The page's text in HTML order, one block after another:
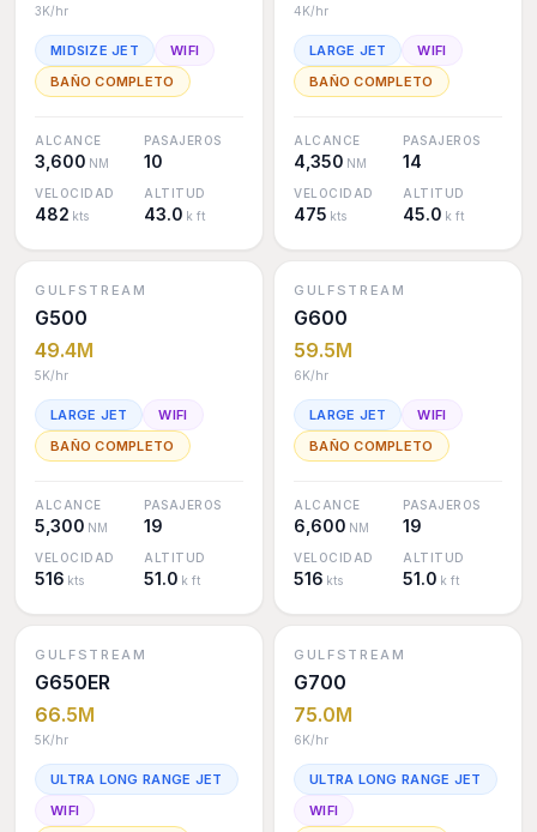
3K/hr
MIDSIZE JET
WIFI
BAÑO COMPLETO
ALCANCE
3,600 NM
PASAJEROS
10
VELOCIDAD
482 kts
ALTITUD
43.0 k ft
4K/hr
LARGE JET
WIFI
BAÑO COMPLETO
ALCANCE
4,350 NM
PASAJEROS
14
VELOCIDAD
475 kts
ALTITUD
45.0 k ft
GULFSTREAM
G500
49.4M
5K/hr
LARGE JET
WIFI
BAÑO COMPLETO
ALCANCE
5,300 NM
PASAJEROS
19
VELOCIDAD
516 kts
ALTITUD
51.0 k ft
GULFSTREAM
G600
59.5M
6K/hr
LARGE JET
WIFI
BAÑO COMPLETO
ALCANCE
6,600 NM
PASAJEROS
19
VELOCIDAD
516 kts
ALTITUD
51.0 k ft
GULFSTREAM
G650ER
66.5M
5K/hr
ULTRA LONG RANGE JET
WIFI
GULFSTREAM
G700
75.0M
6K/hr
ULTRA LONG RANGE JET
WIFI